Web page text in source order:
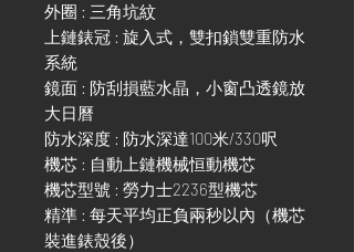
外圈 : 三角坑紋
上鏈錶冠 : 旋入式，雙扣鎖雙重防水
系統
鏡面 : 防刮損藍水晶，小窗凸透鏡放
大日曆
防水深度 : 防水深達100米/330呎
機芯 : 自動上鏈機械恒動機芯
機芯型號 : 勞力士2236型機芯
精準 : 每天平均正負兩秒以內（機芯
裝進錶殼後）